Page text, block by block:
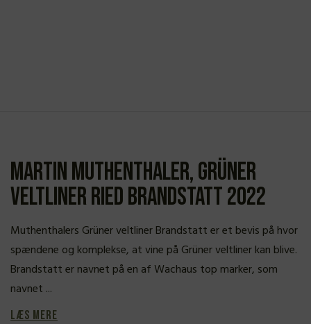
Martin Muthenthaler, Grüner
Veltliner Ried Brandstatt 2022
Muthenthalers Grüner veltliner Brandstatt er et bevis på hvor
spændene og komplekse, at vine på Grüner veltliner kan blive.
Brandstatt er navnet på en af Wachaus top marker, som
navnet ...
Læs mere